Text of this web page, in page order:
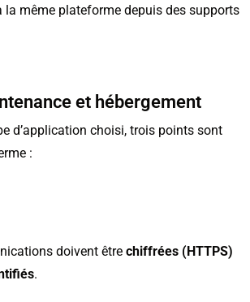
la même plateforme depuis des supports
et hébergement
d’application choisi, trois points sont
:
doivent être chiffrées (HTTPS)
.